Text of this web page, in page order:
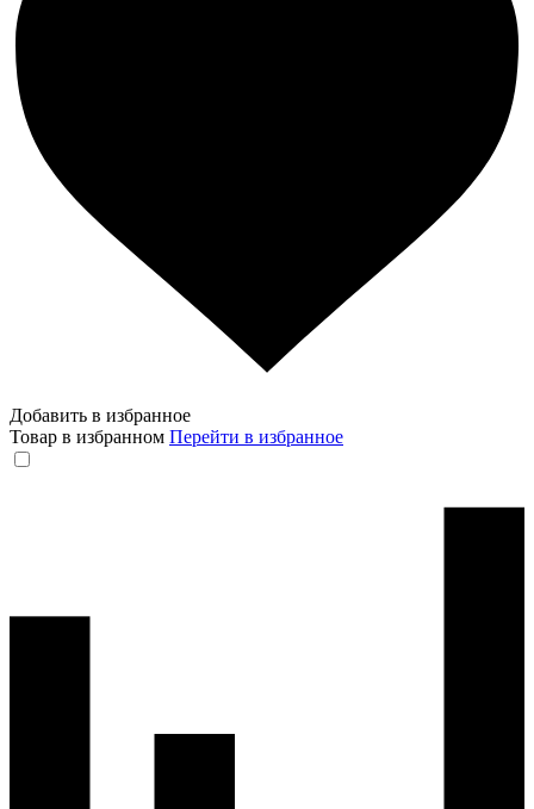
Добавить в избранное
Товар в избранном Перейти в избранное